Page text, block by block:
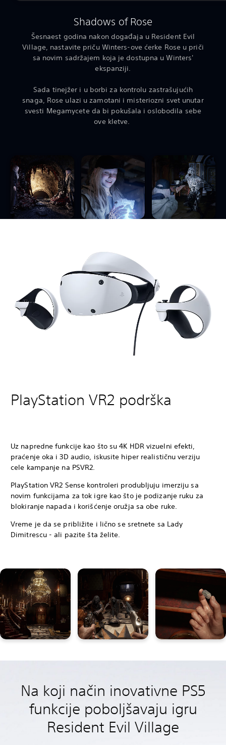
Shadows of Rose
Šesnaest godina nakon događaja u Resident Evil
Village, nastavite priču Winters-ove ćerke Rose u priči
sa novim sadržajem koja je dostupna u Winters'
ekspanziji.
Sada tinejžer i u borbi za kontrolu zastrašujućih
snaga, Rose ulazi u zamotani i misteriozni svet unutar
svesti Megamycete da bi pokušala i oslobodila sebe
ove kletve.
PlayStation VR2 podrška
Uz napredne funkcije kao što su 4K HDR vizuelni efekti,
praćenje oka i 3D audio, iskusite hiper realističnu verziju
cele kampanje na PSVR2.
PlayStation VR2 Sense kontroleri produbljuju imerziju sa
novim funkcijama za tok igre kao što je podizanje ruku za
blokiranje napada i korišćenje oružja sa obe ruke.
Vreme je da se približite i lično se sretnete sa Lady
Dimitrescu - ali pazite šta želite.
Na koji način inovativne PS5
funkcije poboljšavaju igru
Resident Evil Village